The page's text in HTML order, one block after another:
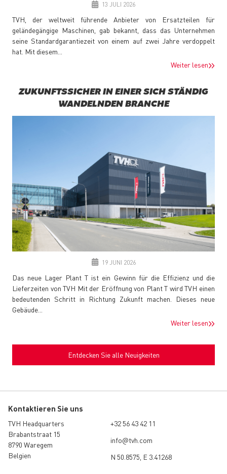
13 JULI 2026
TVH, der weltweit führende Anbieter von Ersatzteilen für
geländegängige Maschinen, gab bekannt, dass das Unternehmen
seine Standardgarantiezeit von einem auf zwei Jahre verdoppelt
hat. Mit diesem...
Weiter lesen
ZUKUNFTSSICHER IN EINER SICH STÄNDIG
WANDELNDEN BRANCHE
19 JUNI 2026
Das neue Lager Plant T ist ein Gewinn für die Effizienz und die
Lieferzeiten von TVH Mit der Eröffnung von Plant T wird TVH einen
bedeutenden Schritt in Richtung Zukunft machen. Dieses neue
Gebäude...
Weiter lesen
Entdecken Sie alle Neuigkeiten
Kontaktieren Sie uns
TVH Headquarters
Brabantstraat 15
8790 Waregem
Belgien
+32 56 43 42 11
info@tvh.com
N 50.8575, E 3.41268